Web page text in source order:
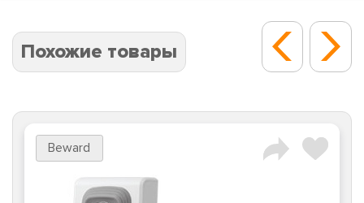
Похожие товары
Beward